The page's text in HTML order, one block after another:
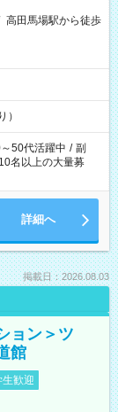
高田馬場駅から徒歩
50代活躍中 / 副
10名以上の大量募
詳細へ
掲載日：2026.08.03
ョン＞ツ
館
生歓迎